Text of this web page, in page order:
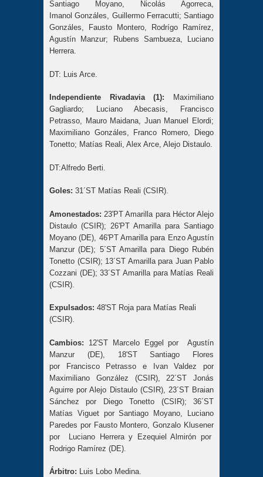
Santiago Moyano, Nicolás Agorreca,
Imanol Gonzáles, Guillermo Ferracutti; Santiago
Gonzáles, Fausto Montero, Rodrígo Ramírez,
Agustín Manzur; Rubens Sambueza, Luciano
Herrera.
DT: Luis Arce.
Independiente Rivadavia (1):
Maximiliano
Gagliardo; Luciano Abecasis, Francisco
Petrasso, Mauro Maidana, Juan Manuel Elordi;
Maximiliano Gonzáles, Franco Romero, Diego
Tonetto; Matías Reali, Alex Arce, Alejo Distaulo.
DT:Alfredo Berti.
Goles: 31´ST Matías Reali (CSIR).
Amonestados: 23'PT Amarilla para Héctor Alejo
Distaulo (CSIR); 26'PT Amarilla para Santiago
Moyano (DE), 46'PT Amarilla para Enzo Agustín
Manzur (DE); 5´ST Amarilla para Diego Rubén
Tonetto (CSIR); 13´ST Amarilla para Juan Pablo
Cozzani (DE); 33´ST Amarilla para Matías Reali
(CSIR).
Expulsados: 48'ST Roja para Matías Reali
(CSIR).
Cambios: 12'ST Marcelo Eggel por Agustín
Manzur (DE), 18'ST Santiago Flores
por Francisco Petrasso e Ivan Valdez por
Maximiliano González (CSIR), 22´ST Jonás
Aguirre por Alejo Distaulo (CSIR), 23´ST Braian
Sánchez por Diego Tonetto (CSIR); 36´ST
Matías Viguet por Santiago Moyano, Luciano
Paredes por Fausto Montero, Gonzalo Klusener
por Luciano Herrera y Ezequiel Almirón por
Rodrigo Ramírez (DE).
Árbitro: Luis Lobo Medina.